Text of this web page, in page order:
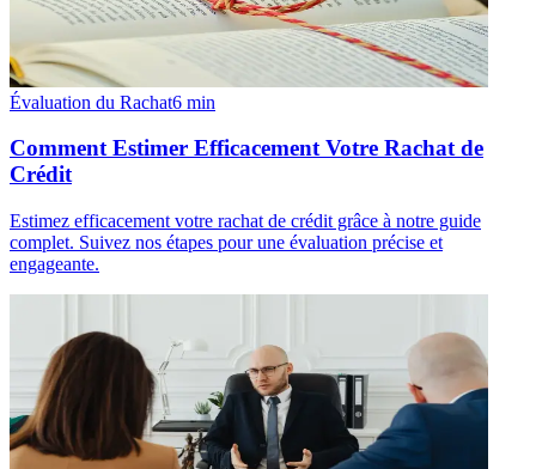
Évaluation du Rachat6 min
Comment Estimer Efficacement Votre Rachat de
Crédit
Estimez efficacement votre rachat de crédit grâce à notre guide
complet. Suivez nos étapes pour une évaluation précise et
engageante.